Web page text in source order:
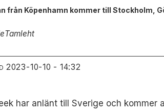
från Köpenhamn kommer till Stockholm,
Tamleht
2023-10-10 - 14:32
har anlänt till Sverige och